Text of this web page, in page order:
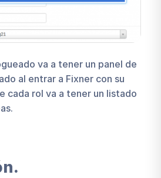
va a tener un panel de
al entrar a Fixner con su
cada rol va a tener un listado